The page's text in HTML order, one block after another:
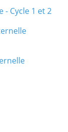
- Cycle 1 et 2